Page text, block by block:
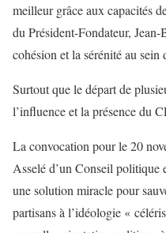
meilleur grâce aux capacités
du Président-Fondateur,
cohésion et la sérénité au sein
Surtout que le départ de
l’influence et la présence du
La convocation pour le 20
Asselé d’un Conseil politique
une solution miracle pour
partisans à l’idéologie «